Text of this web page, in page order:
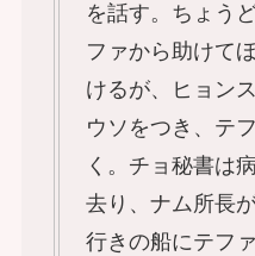
を話す。ちょう
ファから助けて
けるが、ヒョン
ウソをつき、テ
く。チョ秘書は
去り、ナム所長
行きの船にテフ